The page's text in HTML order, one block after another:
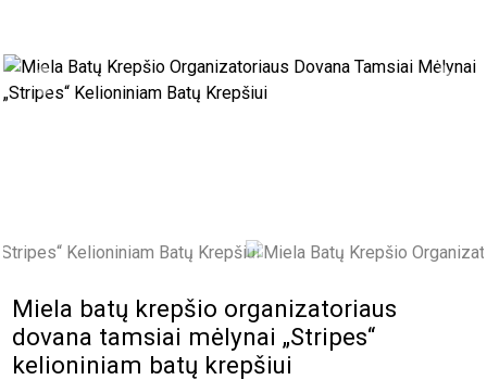
Previous
Miela batų krepšio organizatoriaus
dovana tamsiai mėlynai „Stripes“
kelioniniam batų krepšiui